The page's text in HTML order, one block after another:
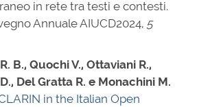
in rete tra testi e contesti.
Annuale AIUCD2024, 5
B., Quochi V., Ottaviani R.,
Del Gratta R. e Monachini M.
in the Italian Open